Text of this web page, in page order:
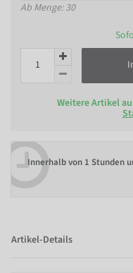
Ab Menge: 30
Weitere Artikel
Innerhalb von 1 Stunden
Artikel-Details